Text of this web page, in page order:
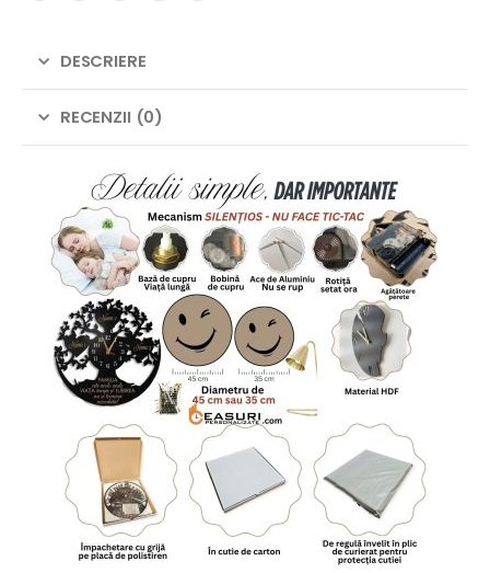
DESCRIERE
RECENZII (0)